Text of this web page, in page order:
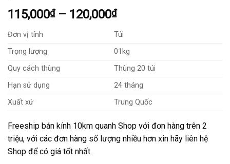
115,000₫ – 120,000₫Khoảng
từ
115,000₫
đến
120,000₫
Đơn vị tính
Túi
Trọng lượng
01kg
Quy cách thùng
Thùng 20 túi
Hạn sử dụng
24 tháng
Xuất xứ
Trung Quốc
Freeship bán kính 10km quanh Shop với đơn hàng trên 2
triệu, với các đơn hàng số lượng nhiều hơn xin hãy liên hệ
Shop để có giá tốt nhất.